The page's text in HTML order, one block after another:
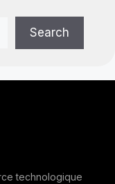
Search
technologique